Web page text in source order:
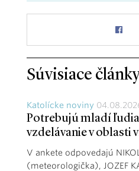
Súvisiace
Katolícke noviny
Potrebujú mladí
vzdelávanie v oblasti
V ankete odpovedajú
(meteorologička), JOZEF